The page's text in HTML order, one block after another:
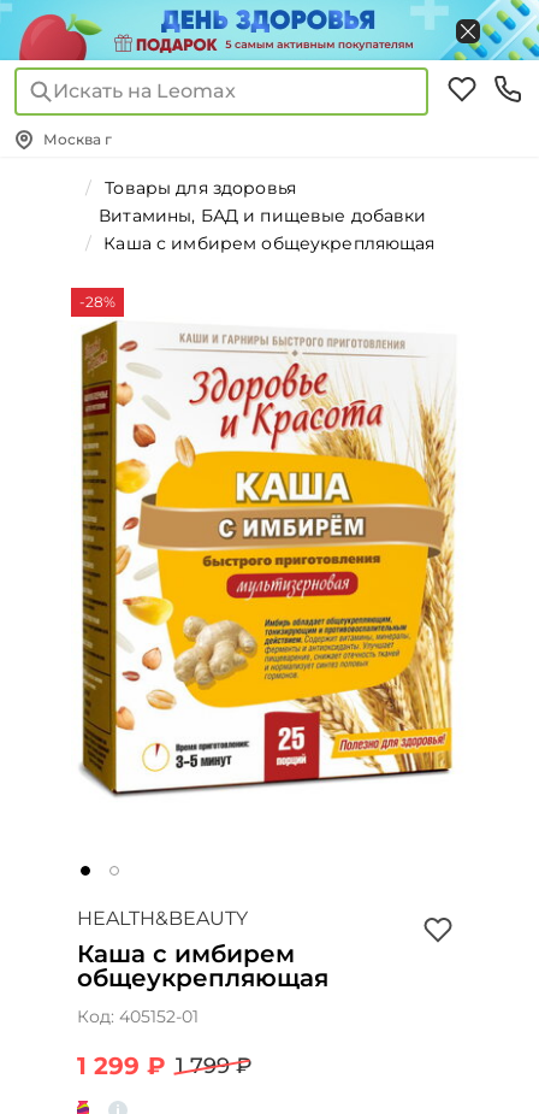
Искать на Leomax
Москва г
Товары для здоровья
Витамины, БАД и пищевые добавки
Каша с имбирем общеукрепляющая
-28%
HEALTH&BEAUTY
Каша с имбирем
общеукрепляющая
Код: 405152-01
1 299 ₽ 1 799 ₽